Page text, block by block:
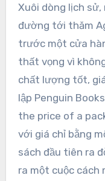
Xuôi dòng lịch sử,
đường tới thăm
trước một cửa
thất vọng vì
chất lượng tốt,
lập Penguin
the price of a
với giá chỉ bằng
sách đầu tiên ra
ra một cuộc cách